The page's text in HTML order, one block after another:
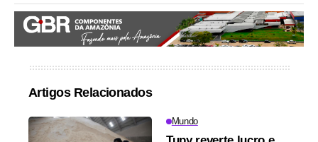
Artigos Relacionados
Mundo